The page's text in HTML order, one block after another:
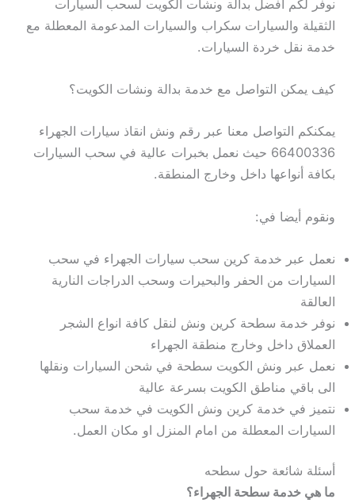
نوفر لكم افضل بدالة ونشات الكويت لسحب السيارات
الثقيلة والسيارات سكراب والسيارات المدعومة المعطلة مع
خدمة نقل خردة السيارات.
كيف يمكن التواصل مع خدمة بدالة ونشات الكويت؟
يمكنكم التواصل معنا عبر رقم ونش انقاذ سيارات الجهراء
66400336 حيث نعمل بخبرات عالية في سحب السيارات
بكافة أنواعها داخل وخارج المنطقة.
ونقوم أيضا في:
نعمل عبر خدمة كرين سحب سيارات الجهراء في سحب
السيارات من الحفر والبحيرات وسحب الدراجات النارية
العالقة
نوفر خدمة سطحة كرين ونش لنقل كافة انواع الشجر
العملاق داخل وخارج منطقة الجهراء
نعمل عبر ونش الكويت سطحة في شحن السيارات ونقلها
الى باقي مناطق الكويت بسرعة عالية
نتميز في خدمة كرين ونش الكويت في خدمة سحب
السيارات المعطلة من امام المنزل او مكان العمل.
أسئلة شائعة حول سطحه
ما هي خدمة سطحة الجهراء؟